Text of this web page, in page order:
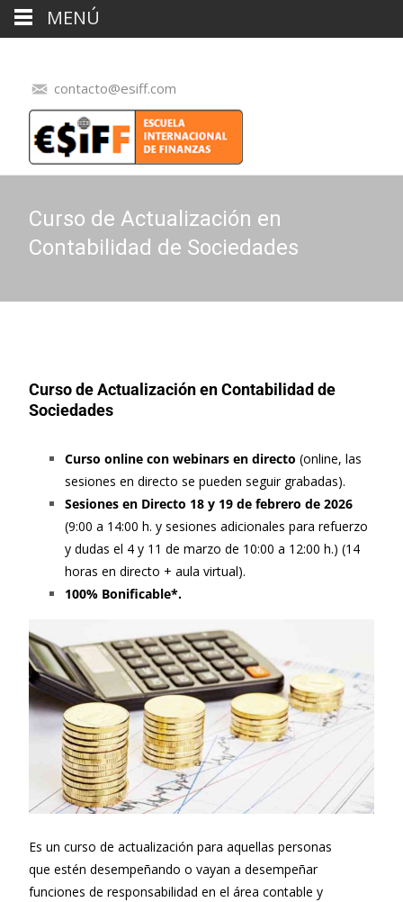
contacto@esiff.com
Curso de Actualización en
Contabilidad de Sociedades
Curso de Actualización en Contabilidad de
Sociedades
Curso online con webinars en directo (online, las
sesiones en directo se pueden seguir grabadas).
Sesiones en Directo 18 y 19 de febrero de 2026
(9:00 a 14:00 h. y sesiones adicionales para refuerzo
y dudas el 4 y 11 de marzo de 10:00 a 12:00 h.) (14
horas en directo + aula virtual).
100% Bonificable*.
Es un curso de actualización para aquellas personas
que estén desempeñando o vayan a desempeñar
funciones de responsabilidad en el área contable y
MENÚ